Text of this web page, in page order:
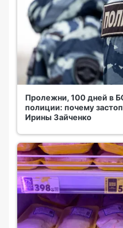
Пролежни, 100 дней в
полиции: почему
Ирины Зайченко